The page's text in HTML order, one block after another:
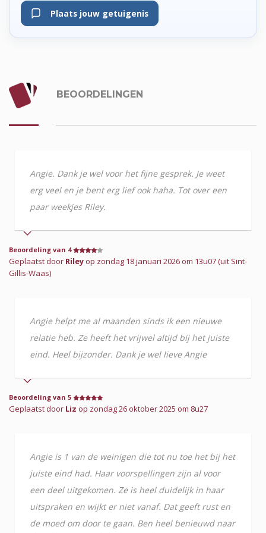
Plaats jouw getuigenis
BEOORDELINGEN
Angie. Dank je wel voor het fijne gesprek. Je weet
erg veel en je bent erg lief ook haha. Tot over een
paar weekjes Riley.
Beoordeling van 4
Geplaatst door Rileyop zondag 18 januari 2026 om 13u07 (uit Sint-
Gillis-Waas)
Angie helpt me al maanden sinds ik een nieuwe
relatie heb. Ze heeft het vrijwel altijd bij het juiste
eind. Heel bijzonder. Dank je wel lieve Angie
Beoordeling van 5
Geplaatst door Liz op zondag 26 oktober 2025 om 8u27
Angie is 1 van de weinigen die tot nu toe het bij het
juiste eind had. Haar voorspellingen zijn al voor
een deel uitgekomen. Ze is heel duidelijk in haar
uitspraken en wijkt er niet vanaf. Dat geeft rust en
de moed om door te gaan. Ben heel benieuwd naar